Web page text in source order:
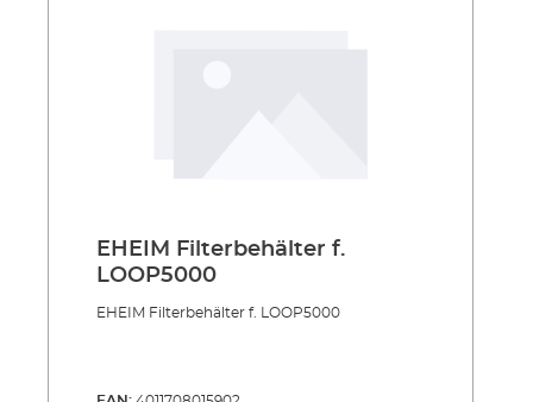
EHEIM Filterbehälter f.
LOOP5000
EHEIM Filterbehälter f. LOOP5000